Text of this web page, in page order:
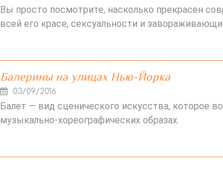
Вы просто посмотрите, насколько прекрасен
всей его красе, сексуальности и
Балерины на улицах Нью-Йорка
03/09/2016
Балет — вид сценического искусства, которое
музыкально-хореографических образах.